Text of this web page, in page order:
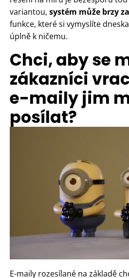
variantou, systém může brzy
funkce, které si vymyslíte
úplně k ničemu.
Chci, aby se
zákazníci
e-maily jim
posílat?
E-maily rozesílané na základě